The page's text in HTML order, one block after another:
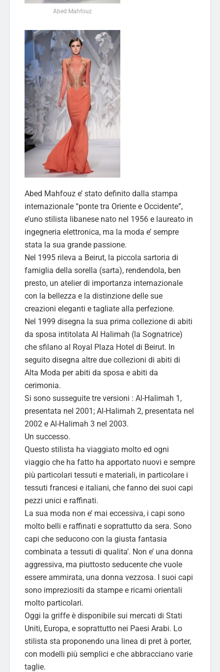
Abed Mahfouz
Abed Mahfouz e’ stato definito dalla stampa
internazionale “ponte tra Oriente e Occidente”,
e’uno stilista libanese nato nel 1956 e laureato in
ingegneria elettronica, ma la moda e’ sempre
stata la sua grande passione.
Nel 1995 rileva a Beirut, la piccola sartoria di
famiglia della sorella (sarta), rendendola, ben
presto, un atelier di importanza internazionale
con la bellezza e la distinzione delle sue
creazioni eleganti e tagliate alla perfezione.
Nel 1999 disegna la sua prima collezione di abiti
da sposa intitolata Al Halimah (la Sognatrice)
che sfilano al Royal Plaza Hotel di Beirut. In
seguito disegna altre due collezioni di abiti di
Alta Moda per abiti da sposa e abiti da
cerimonia.
Si sono susseguite tre versioni : Al-Halimah 1,
presentata nel 2001; Al-Halimah 2, presentata nel
2002 e Al-Halimah 3 nel 2003.
Un successo.
Questo stilista ha viaggiato molto ed ogni
viaggio che ha fatto ha apportato nuovi e sempre
più particolari tessuti e materiali, in particolare i
tessuti francesi e italiani, che fanno dei suoi capi
pezzi unici e raffinati.
La sua moda non e’ mai eccessiva, i capi sono
molto belli e raffinati e soprattutto da sera. Sono
capi che seducono con la giusta fantasia
combinata a tessuti di qualita’. Non e’ una donna
aggressiva, ma piuttosto seducente che vuole
essere ammirata, una donna vezzosa. I suoi capi
sono impreziositi da stampe e ricami orientali
molto particolari.
Oggi la griffe è disponibile sui mercati di Stati
Uniti, Europa, e soprattutto nei Paesi Arabi. Lo
stilista sta proponendo una linea di pret à porter,
con modelli più semplici e che abbracciano varie
taglie.